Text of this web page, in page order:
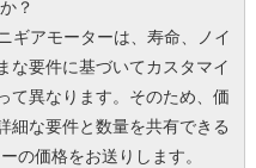
？
ギアモーターは、寿命、ノイ
な要件に基づいてカスタマイ
て異なります。 そのため、価
細な要件と数量を共有できる
の価格をお送りします。